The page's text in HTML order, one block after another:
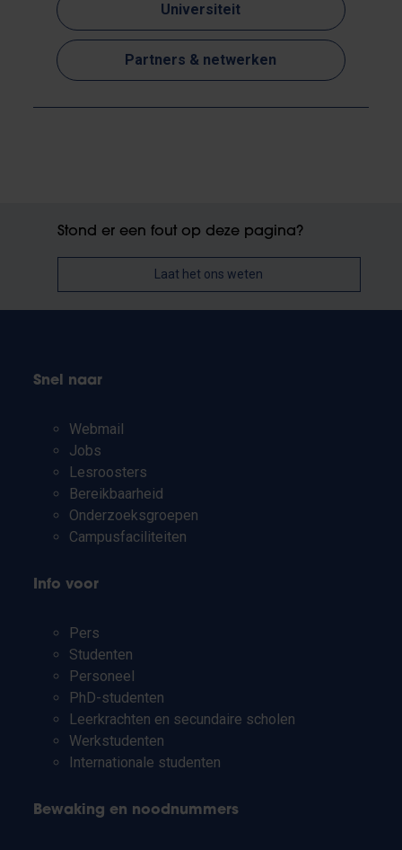
Universiteit
Partners & netwerken
Stond er een fout op deze pagina?
Laat het ons weten
Snel naar
Webmail
Jobs
Lesroosters
Bereikbaarheid
Onderzoeksgroepen
Campusfaciliteiten
Info voor
Pers
Studenten
Personeel
PhD-studenten
Leerkrachten en secundaire scholen
Werkstudenten
Internationale studenten
Bewaking en noodnummers